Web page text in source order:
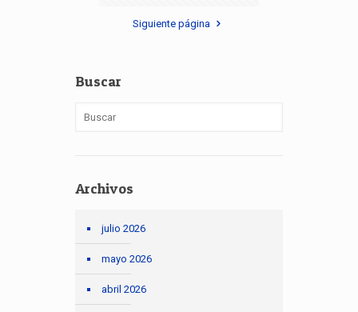
Siguiente página
Buscar
Archivos
julio 2026
mayo 2026
abril 2026